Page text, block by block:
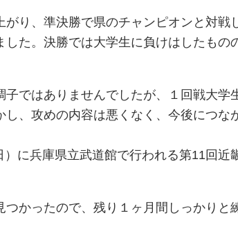
り、準決勝で県のチャンピオンと対戦
た。決勝では大学生に負けはしたもの
ではありませんでしたが、１回戦大学
、攻めの内容は悪くなく、今後につな
に兵庫県立武道館で行われる第11回近
かったので、残り１ヶ月間しっかりと